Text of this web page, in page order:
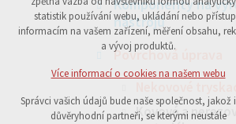
Komponenty na
nástrojů
Povrchová úprava
Nekovové
Kovové a
udržení kontextu stránek (session): případná
přihlášení, volby jazyka, apod.
Volitelná cookies
vyhodnocení návštěvnosti
statistik používání webu, ukládání nebo
informacím na vašem zařízení, měření obsahu,
a vývoj produktů.
Více informací o cookies na našem webu
Správci vašich údajů bude naše společnost, jakož
důvěryhodní partneři, se kterými neustále